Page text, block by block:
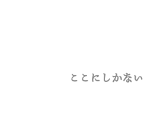
ここにしかな